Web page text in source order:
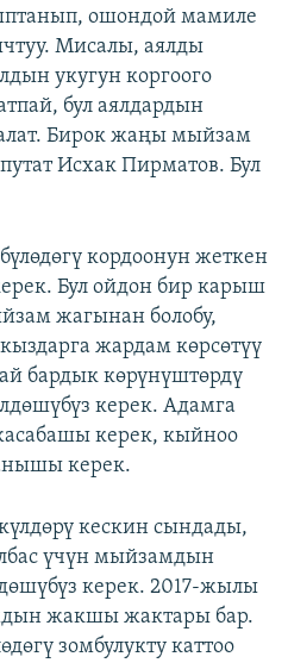
ошондой мамиле
Мисалы, аялды
укугун коргоого
бул аялдардын
Бирок жаңы мыйзам
Исхак Пирматов. Бул
кордоонун жеткен
Бул ойдон бир карыш
жагынан болобу,
жардам көрсөтүү
бардык көрүнүштөрдү
керек. Адамга
керек, кыйноо
керек.
кескин сындады,
үчүн мыйзамдын
керек. 2017-жылы
жакшы жактары бар.
зомбулукту каттоо